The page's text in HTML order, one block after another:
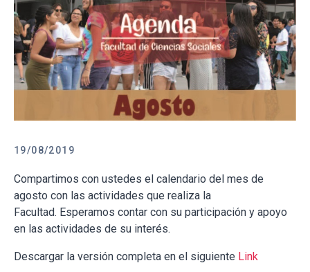
19/08/2019
Compartimos con ustedes el calendario del mes de
agosto con las actividades que realiza la
Facultad. Esperamos contar con su participación y apoyo
en las actividades de su interés.
Descargar la versión completa en el siguiente Link